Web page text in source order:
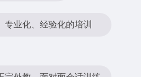
专业化、经验化的培训